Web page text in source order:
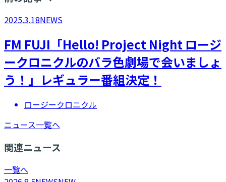
2025.3.18NEWS
FM FUJI「Hello! Project Night ロージ
ークロニクルのバラ色劇場で会いましょ
う！」レギュラー番組決定！
ロージークロニクル
ニュース一覧へ
関連ニュース
一覧へ